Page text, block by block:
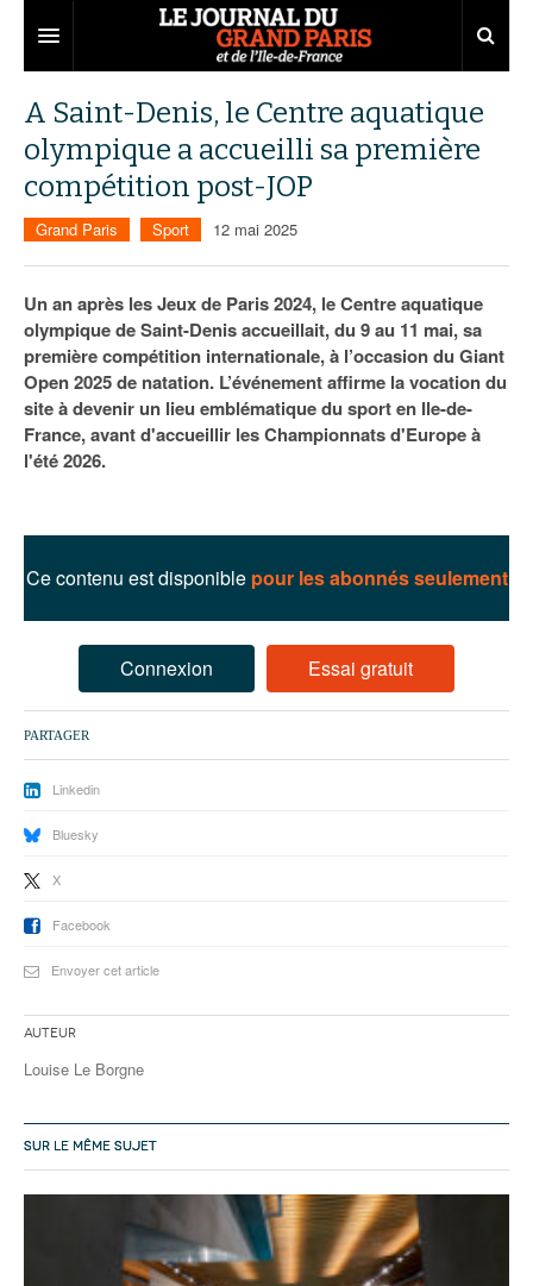
Territoires
Aménagement
Collectivités
Services urbains
Entreprises
Développement économique
Attractivité
Innovation
Transport
Départements
77
78
91
93
94
Nominations
Portraits
Agenda
Les Assises du Grand Paris
Éditions précédentes
Le podcast
Ecouter les épisodes
A Saint-Denis, le Centre aquatique
olympique a accueilli sa première
compétition post-JOP
Grand Paris Sport 12 mai 2025
Un an après les Jeux de Paris 2024, le Centre aquatique
olympique de Saint-Denis accueillait, du 9 au 11 mai, sa
première compétition internationale, à l’occasion du Giant
Open 2025 de natation. L’événement affirme la vocation du
site à devenir un lieu emblématique du sport en Ile-de-
France, avant d'accueillir les Championnats d'Europe à
l'été 2026.
Ce contenu est disponible pour les abonnés seulement
Connexion Essai gratuit
PARTAGER
Linkedin
Bluesky
X
Facebook
Envoyer cet article
Auteur
Louise Le Borgne
SUR LE MÊME SUJET